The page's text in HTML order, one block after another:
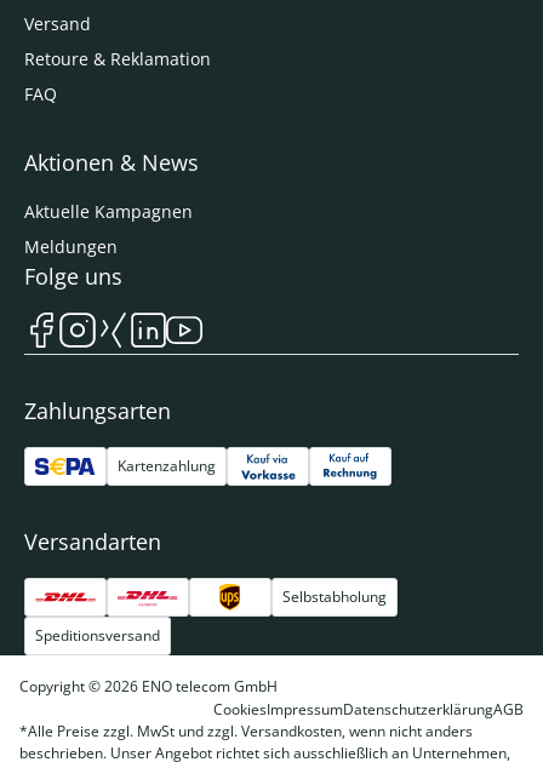
Versand
Retoure & Reklamation
FAQ
Aktionen & News
Aktuelle Kampagnen
Meldungen
Zahlungsarten
Kartenzahlung
Versandarten
Selbstabholung
Speditionsversand
Folge uns
Copyright © 2026 ENO telecom GmbH
CookiesImpressumDatenschutzerklärungAGB
*Alle Preise zzgl. MwSt und zzgl. Versandkosten, wenn nicht anders
beschrieben. Unser Angebot richtet sich ausschließlich an Unternehmen,